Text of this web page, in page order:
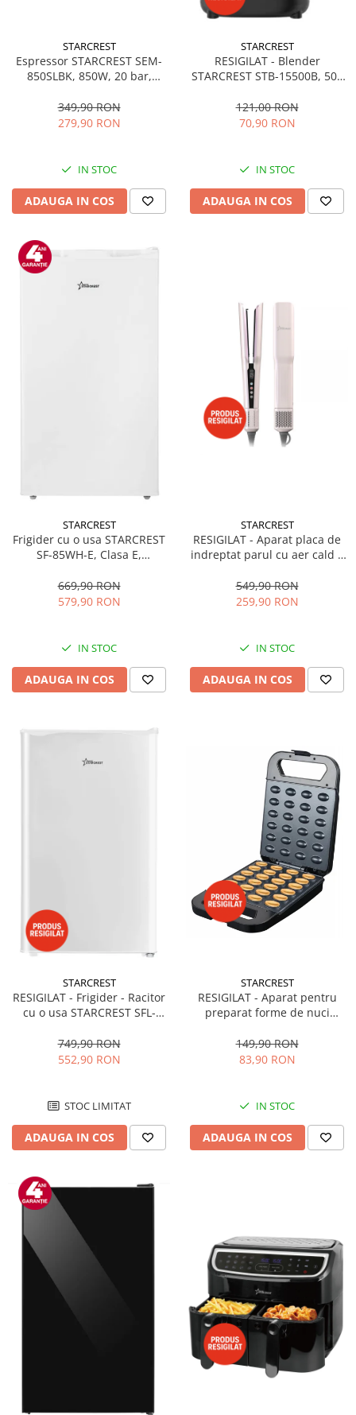
STARCREST
Espressor STARCREST SEM-
850SLBK, 850W, 20 bar,
dispozitiv spumare, filtru
dublu din inox, Negru/Inox
349,90 RON
279,90 RON
IN STOC
ADAUGA IN COS
STARCREST
RESIGILAT - Blender
STARCREST STB-15500B, 500
Pulse, Negru
121,00 RON
70,90 RON
IN STOC
ADAUGA IN COS
STARCREST
Frigider cu o usa STARCREST
SF-85WH-E, Clasa E,
interioara, Compartiment
gheata, H 82 cm, Alb
669,90 RON
579,90 RON
IN STOC
ADAUGA IN COS
STARCREST
RESIGILAT - Aparat placa de
indreptat parul cu aer cald 2
1300 W, Uscare si indreptare,
Afisaj LCD, Tehnologie cu ioni
549,90 RON
259,90 RON
IN STOC
ADAUGA IN COS
STARCREST
RESIGILAT - Frigider - Racitor
cu o usa STARCREST SFL-
92L, Iluminare interioara,H 83
cm, Alb
749,90 RON
552,90 RON
STOC LIMITAT
ADAUGA IN COS
STARCREST
RESIGILAT - Aparat pentru
preparat forme de nuci
forme, 1400W, Indicator
luminos, Placi antiaderente,
149,90 RON
83,90 RON
IN STOC
ADAUGA IN COS